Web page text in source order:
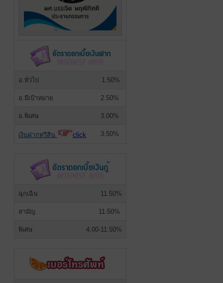
อ.ทั่วไป 1.50%
อ.มีเป้าหมาย 2.50%
อ.พิเศษ 3.00%
เงินฝากทวีสิน click 3.50%
ฉุกเฉิน 11.50%
สามัญ 11.50%
พิเศษ 4.00-11.50%